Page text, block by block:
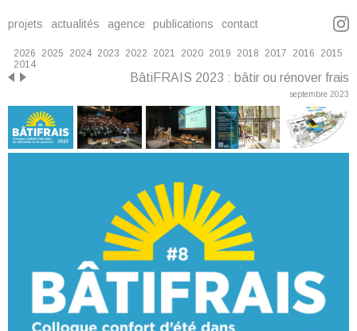
projets actualités agence publications contact
2026 2025 2024 2023 2022 2021 2020 2019 2018 2017 2016
2015
2014
BâtiFRAIS 2023 : bâtir ou rénover frais
septembre 2023